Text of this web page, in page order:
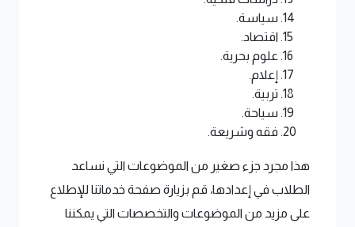
سياسة.
اقتصاد.
علوم بحرية.
إعلام.
تربية.
سياحة.
فقه وشريعة.
هذا مجرد جزء صغير من الموضوعات التي نساعد
الطلاب في إعدادها، قم بزيارة صفحة خدماتنا للإطلاع
على مزيد من الموضوعات والتخصصات التي يمكننا